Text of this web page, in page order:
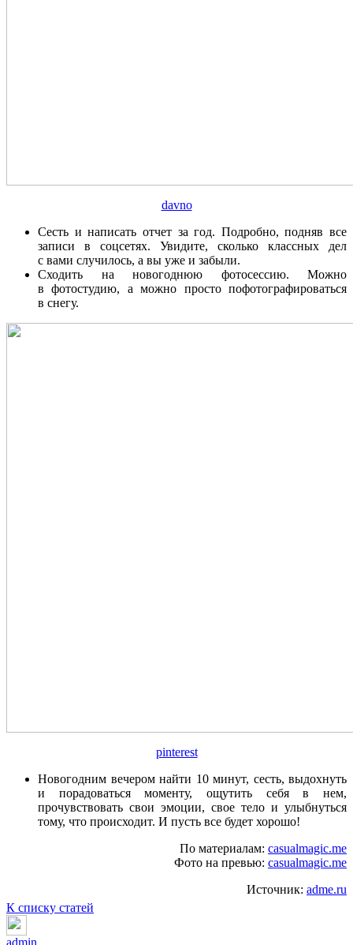
davno
Сесть и написать отчет за год. Подробно, подняв все
записи в соцсетях. Увидите, сколько классных дел
с вами случилось, а вы уже и забыли.
Сходить на новогоднюю фотосессию. Можно
в фотостудию, а можно просто пофотографироваться
в снегу.
pinterest
Новогодним вечером найти 10 минут, сесть, выдохнуть
и порадоваться моменту, ощутить себя в нем,
прочувствовать свои эмоции, свое тело и улыбнуться
тому, что происходит. И пусть все будет хорошо!
По материалам: casualmagic.me
Фото на превью: casualmagic.me
Источник: adme.ru
К списку статей
admin